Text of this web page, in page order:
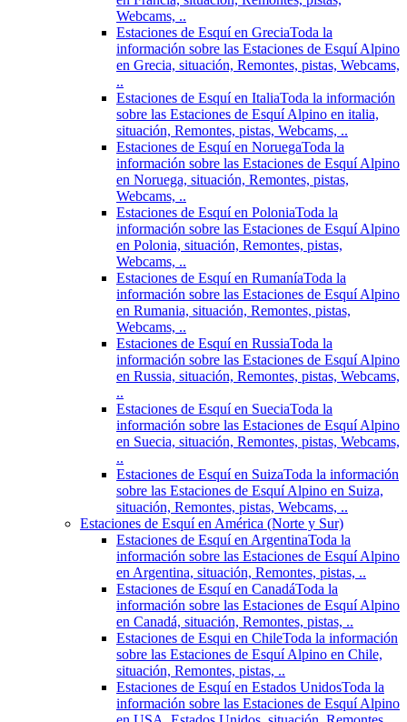
Webcams, ..
Estaciones de Esquí en GreciaToda la
información sobre las Estaciones de Esquí Alpino
en Grecia, situación, Remontes, pistas, Webcams,
..
Estaciones de Esquí en ItaliaToda la información
sobre las Estaciones de Esquí Alpino en italia,
situación, Remontes, pistas, Webcams, ..
Estaciones de Esquí en NoruegaToda la
información sobre las Estaciones de Esquí Alpino
en Noruega, situación, Remontes, pistas,
Webcams, ..
Estaciones de Esquí en PoloniaToda la
información sobre las Estaciones de Esquí Alpino
en Polonia, situación, Remontes, pistas,
Webcams, ..
Estaciones de Esquí en RumaníaToda la
información sobre las Estaciones de Esquí Alpino
en Rumania, situación, Remontes, pistas,
Webcams, ..
Estaciones de Esquí en RussiaToda la
información sobre las Estaciones de Esquí Alpino
en Russia, situación, Remontes, pistas, Webcams,
..
Estaciones de Esquí en SueciaToda la
información sobre las Estaciones de Esquí Alpino
en Suecia, situación, Remontes, pistas, Webcams,
..
Estaciones de Esquí en SuizaToda la información
sobre las Estaciones de Esquí Alpino en Suiza,
situación, Remontes, pistas, Webcams, ..
Estaciones de Esquí en América (Norte y Sur)
Estaciones de Esquí en ArgentinaToda la
información sobre las Estaciones de Esquí Alpino
en Argentina, situación, Remontes, pistas, ..
Estaciones de Esquí en CanadáToda la
información sobre las Estaciones de Esquí Alpino
en Canadá, situación, Remontes, pistas, ..
Estaciones de Esqui en ChileToda la información
sobre las Estaciones de Esquí Alpino en Chile,
situación, Remontes, pistas, ..
Estaciones de Esquí en Estados UnidosToda la
información sobre las Estaciones de Esquí Alpino